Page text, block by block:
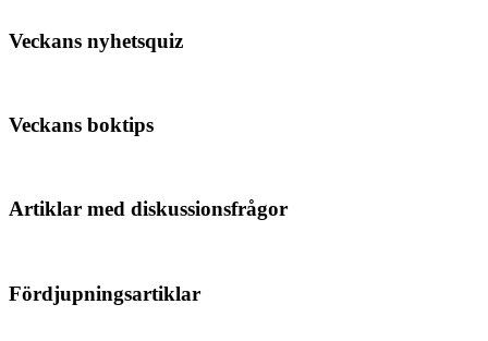
Veckans nyhetsquiz
Veckans boktips
Artiklar med diskussionsfrågor
Fördjupningsartiklar